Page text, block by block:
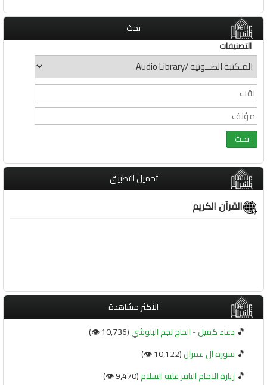
بحث
التصنيفات
تحميل التطبيق
القرآن الكريم
الأكثر مشاهدة
🎵 دعاء كميل - الحاج نجم البلوشي(10,736 👁️)
🎵 سورة آل عمران(10,122 👁️)
🎵 زيارة الامام الباقر عليه السلام(9,470 👁️)